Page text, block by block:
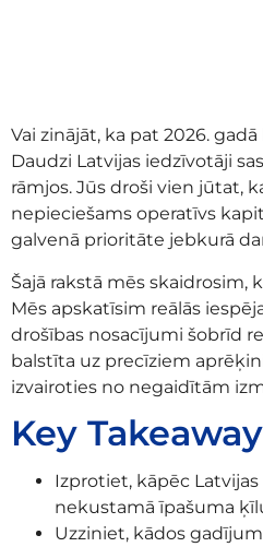
Vai zinājāt, ka pat 2026.
Daudzi Latvijas iedzīvotāji
rāmjos. Jūs droši vien jūtat,
nepieciešams operatīvs
galvenā prioritāte jebkurā
Šajā rakstā mēs
Mēs apskatīsim reālās
drošības nosacījumi šobrīd
balstīta uz precīziem
izvairoties no negaidītām
Key
Izprotiet, kāpēc
nekustamā īpašuma
Uzziniet, kādos